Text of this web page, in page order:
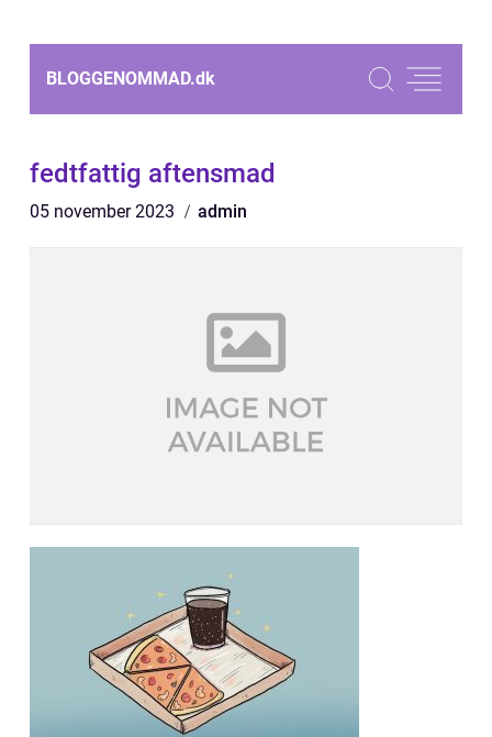
BLOGGENOMMAD.dk
fedtfattig aftensmad
05 november 2023 admin